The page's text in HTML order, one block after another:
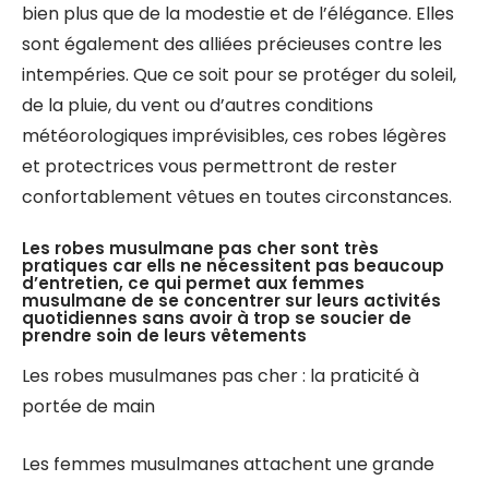
bien plus que de la modestie et de l’élégance. Elles
sont également des alliées précieuses contre les
intempéries. Que ce soit pour se protéger du soleil,
de la pluie, du vent ou d’autres conditions
météorologiques imprévisibles, ces robes légères
et protectrices vous permettront de rester
confortablement vêtues en toutes circonstances.
Les robes musulmane pas cher sont très
pratiques car ells ne nécessitent pas beaucoup
d’entretien, ce qui permet aux femmes
musulmane de se concentrer sur leurs activités
quotidiennes sans avoir à trop se soucier de
prendre soin de leurs vêtements
Les robes musulmanes pas cher : la praticité à
portée de main
Les femmes musulmanes attachent une grande